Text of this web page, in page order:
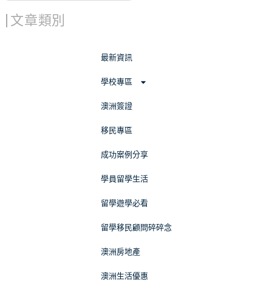
文章類別
最新資訊
學校專區
澳洲簽證
移民專區
成功案例分享
學員留學生活
留學遊學必看
留學移民顧問碎碎念
澳洲房地產
澳洲生活優惠